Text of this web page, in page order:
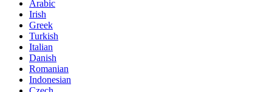
Arabic
Irish
Greek
Turkish
Italian
Danish
Romanian
Indonesian